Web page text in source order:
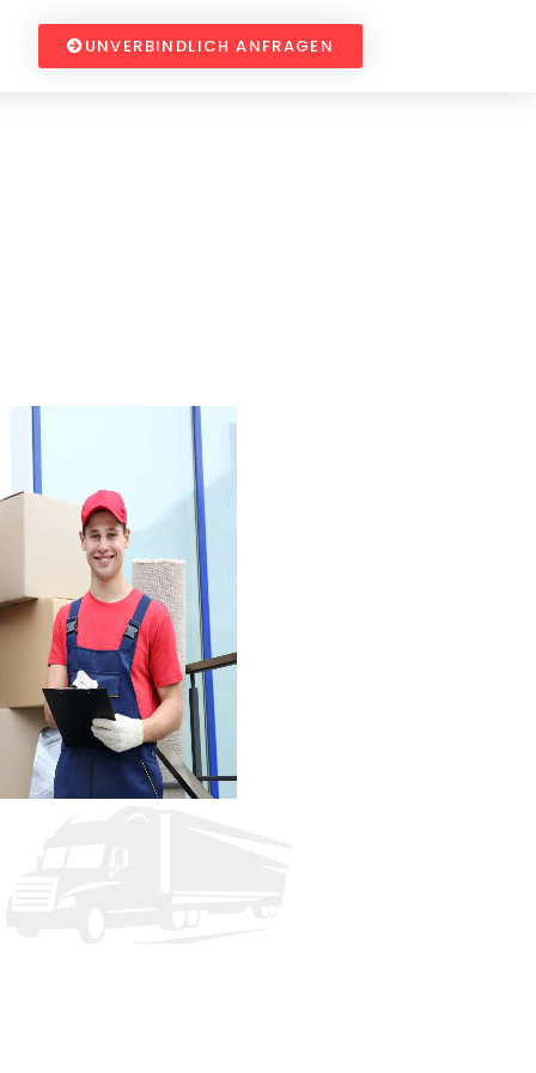
UNVERBINDLICH ANFRAGEN